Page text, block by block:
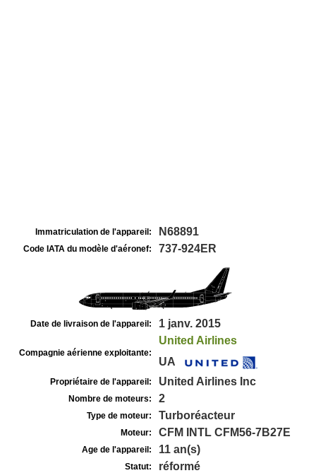
Immatriculation de l'appareil: N68891
Code IATA du modèle d'aéronef: 737-924ER
Date de livraison de l'appareil: 1 janv. 2015
Compagnie aérienne exploitante:
United Airlines
UA
Propriétaire de l'appareil: United Airlines Inc
Nombre de moteurs: 2
Type de moteur: Turboréacteur
Moteur: CFM INTL CFM56-7B27E
Age de l'appareil: 11 an(s)
Statut: réformé